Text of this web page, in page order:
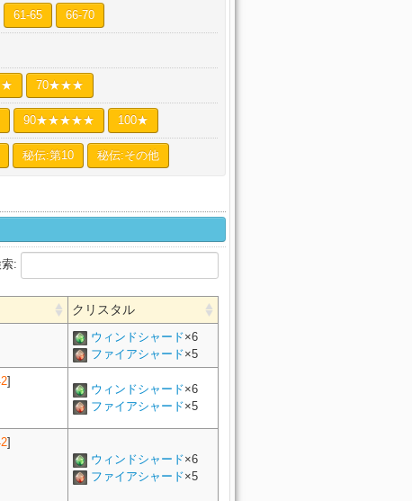
61-65 66-70
70★★★
90★★★★★ 100★
秘伝:第10 秘伝:その他
:
クリスタル
ウィンドシャード×6
ファイアシャード×5
]
ウィンドシャード×6
ファイアシャード×5
]
ウィンドシャード×6
ファイアシャード×5